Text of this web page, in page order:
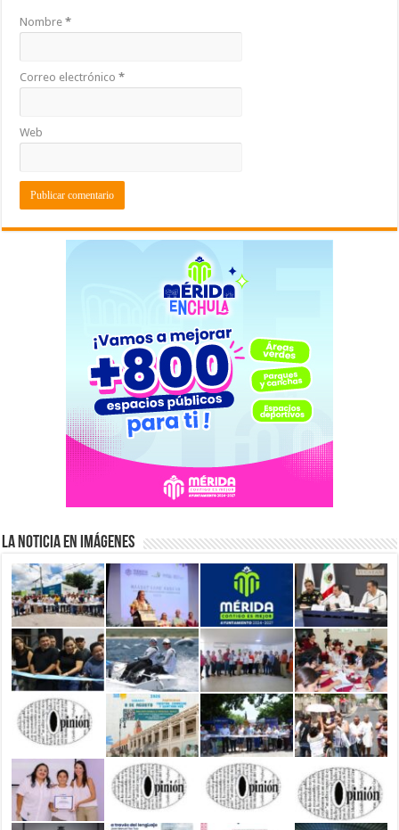
Nombre*
Correo electrónico*
Web
La Noticia en Imágenes